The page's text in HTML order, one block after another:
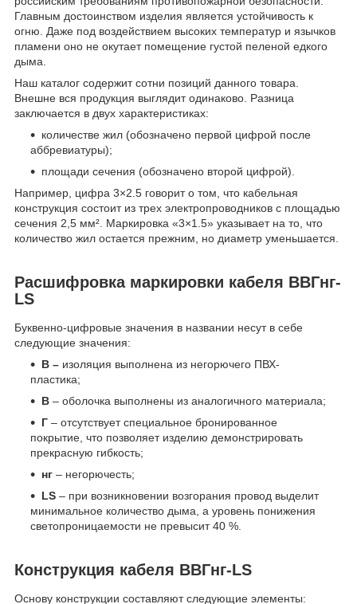
Главным достоинством изделия является устойчивость к
огню. Даже под воздействием высоких температур и язычков
пламени оно не окутает помещение густой пеленой едкого
дыма.
Наш каталог содержит сотни позиций данного товара.
Внешне вся продукция выглядит одинаково. Разница
заключается в двух характеристиках:
количестве жил (обозначено первой цифрой после
аббревиатуры);
площади сечения (обозначено второй цифрой).
Например, цифра 3×2.5 говорит о том, что кабельная
конструкция состоит из трех электропроводников с площадью
сечения 2,5 мм². Маркировка «3×1.5» указывает на то, что
количество жил остается прежним, но диаметр уменьшается.
Расшифровка маркировки кабеля ВВГнг-
LS
Буквенно-цифровые значения в названии несут в себе
следующие значения:
B – изоляция выполнена из негорючего ПВХ-
пластика;
B – оболочка выполнены из аналогичного материала;
Г – отсутствует специальное бронированное
покрытие, что позволяет изделию демонстрировать
прекрасную гибкость;
нг – негорючесть;
LS – при возникновении возгорания провод выделит
минимальное количество дыма, а уровень понижения
светопроницаемости не превысит 40 %.
Конструкция кабеля ВВГнг-LS
Основу конструкции составляют следующие элементы: